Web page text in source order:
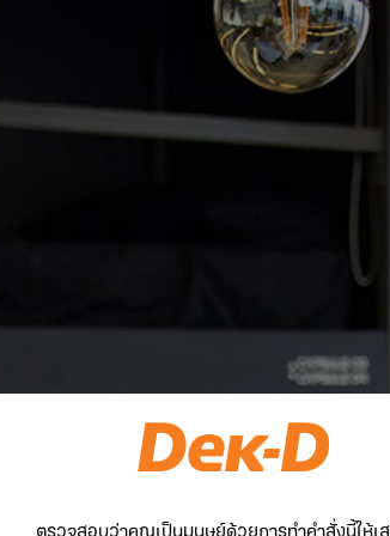
ตรวจสอบว่าคุณเป็นมนุษย์ด้วยการทำคำสั่งนี้ให้เ